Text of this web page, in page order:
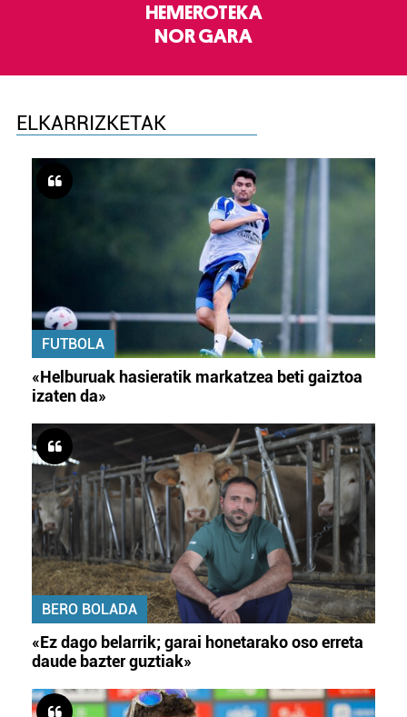
HEMEROTEKA
NOR GARA
ELKARRIZKETAK
FUTBOLA
«Helburuak hasieratik markatzea beti gaiztoa
izaten da»
BERO BOLADA
«Ez dago belarrik; garai honetarako oso erreta
daude bazter guztiak»